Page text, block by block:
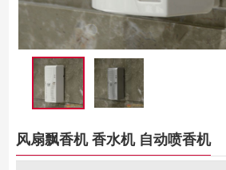
风扇飘香机 香水机 自动喷香机